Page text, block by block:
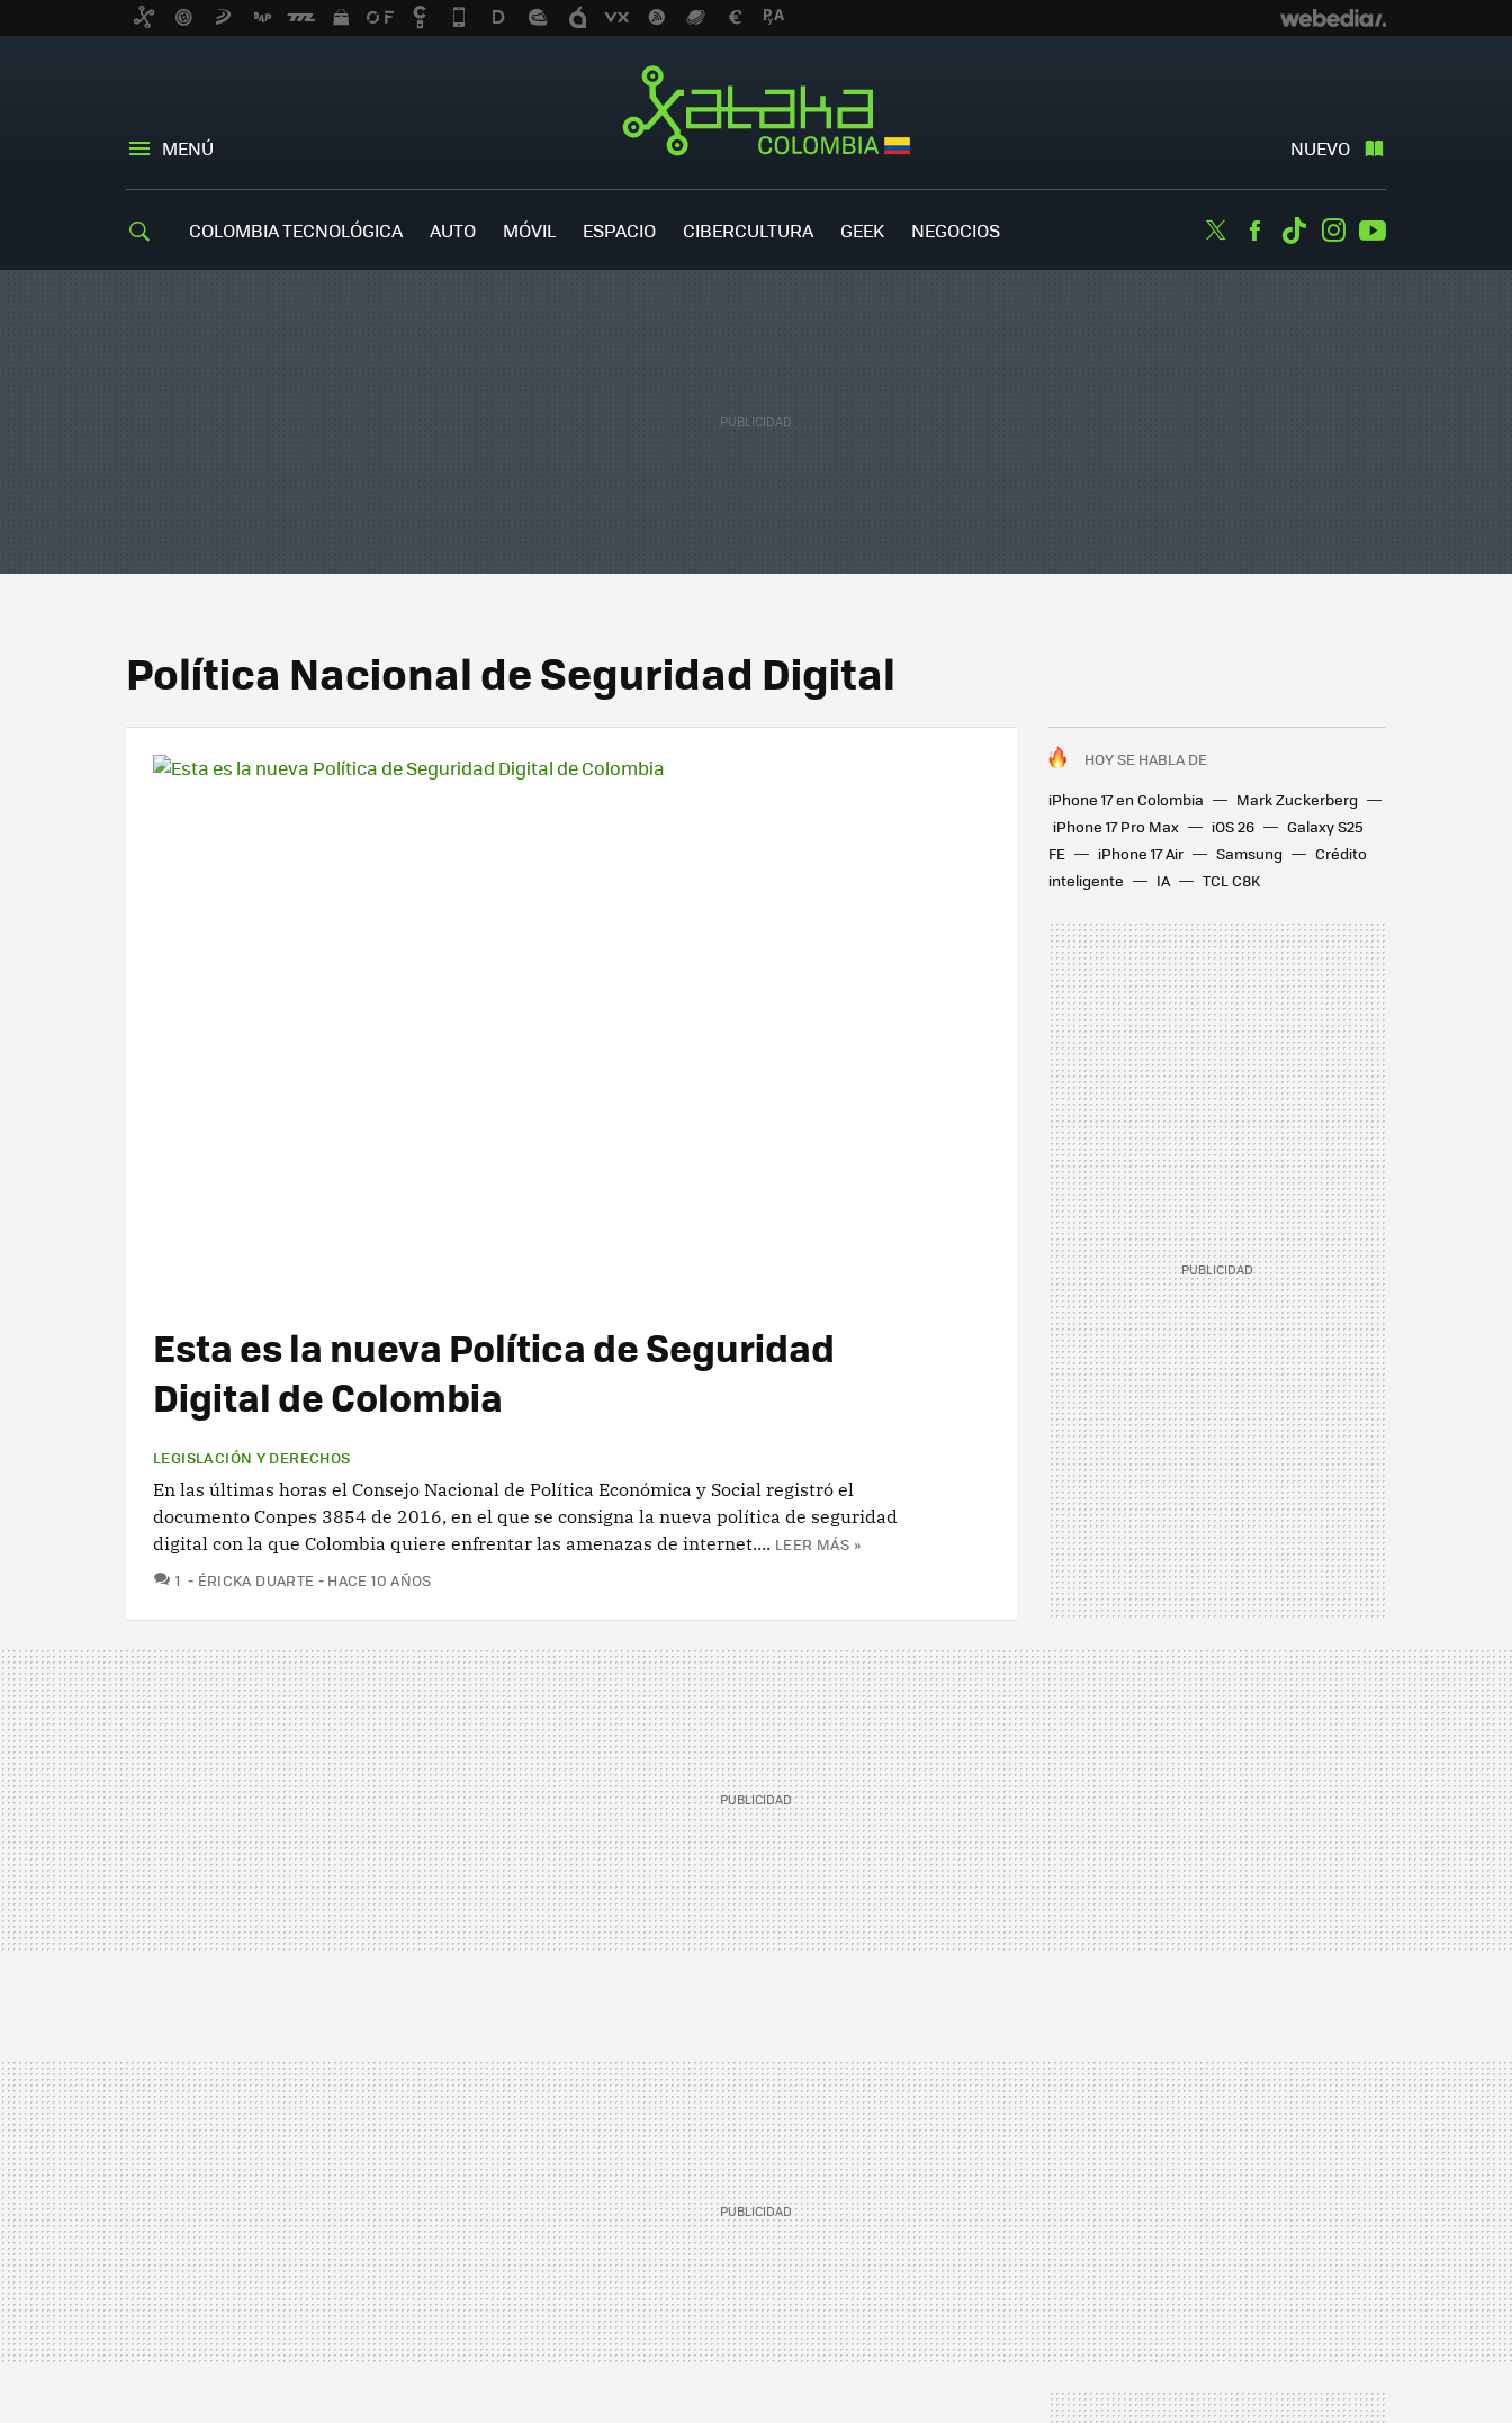
MENÚ NUEVO
COLOMBIA TECNOLÓGICA AUTO MÓVIL ESPACIO CIBERCULTURA GEEK NEGOCIOS TwitterFacebook
TiktokInstagram
Política Nacional de Seguridad Digital
HOY SE HABLA DE
iPhone 17 en Colombia
Mark Zuckerberg
iPhone 17 Pro Max
iOS 26
Galaxy S25
FE
iPhone 17 Air Samsung
Crédito
inteligente
IA TCL C8K
Esta es la nueva Política de Seguridad
Digital de Colombia
LEGISLACIÓN Y DERECHOS
En las últimas horas el Consejo Nacional de Política Económica y Social registró el
documento Conpes 3854 de 2016, en el que se consigna la nueva política de seguridad
digital con la que Colombia quiere enfrentar las amenazas de internet.... LEER MÁS »
1 COMENTARIOS
ÉRICKA DUARTE HACE 10 AÑOS